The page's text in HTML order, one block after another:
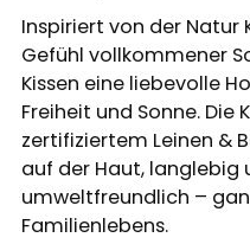
Inspiriert von der Natur
Gefühl vollkommener
Kissen eine liebevolle
Freiheit und Sonne. Die
zertifiziertem Leinen &
auf der Haut, langlebig
umweltfreundlich –
Familienlebens.